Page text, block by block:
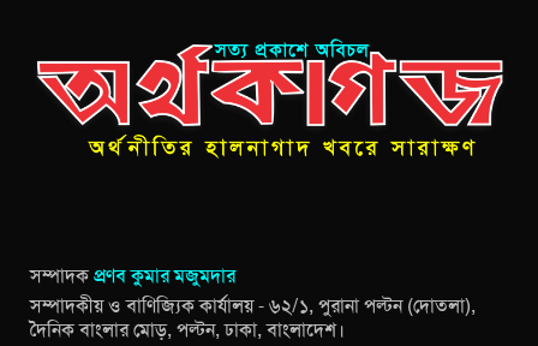
সম্পাদকপ্রণব কুমার মজুমদার
সম্পাদকীয় ও বাণিজ্যিক কার্যালয় - ৬২/১, পুরানা পল্টন (দোতলা),
দৈনিক বাংলার মোড়, পল্টন, ঢাকা, বাংলাদেশ।